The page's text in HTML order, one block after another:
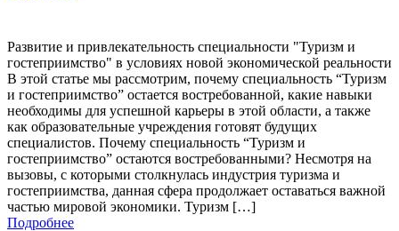
Развитие и привлекательность специальности "Туризм и
гостеприимство" в условиях новой экономической реальности
В этой статье мы рассмотрим, почему специальность “Туризм
и гостеприимство” остается востребованной, какие навыки
необходимы для успешной карьеры в этой области, а также
как образовательные учреждения готовят будущих
специалистов. Почему специальность “Туризм и
гостеприимство” остаются востребованными? Несмотря на
вызовы, с которыми столкнулась индустрия туризма и
гостеприимства, данная сфера продолжает оставаться важной
частью мировой экономики. Туризм […]
Подробнее